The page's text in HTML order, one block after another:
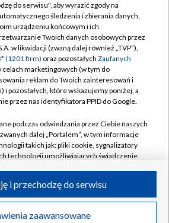
TVP
TVP
Cyfrowa
Regulamin TVP
prywatności
Moje zgody
Pomoc
Kontakt
Kanały
Polska S.A. w likwidacji
do serwisu", aby wyrazić zgody na
śledzenia i zbierania danych,
urządzeniu końcowym i ich
Twoich danych osobowych przez
w likwidacji (zwaną dalej również „TVP”),
(1201 firm) oraz pozostałych Zaufanych
celach marketingowych (w tym do
reklam do Twoich zainteresowań i
i pozostałych, które wskazujemy poniżej, a
przez nas identyfikatora PPID do Google.
podczas odwiedzania przez Ciebie naszych
zwanych dalej „Portalem”, w tym informacje
takich jak: pliki cookie, sygnalizatory
technologii umożliwiających świadczenie
podczas odwiedzania przez Ciebie
Portalu, takie jak adresy IP, identyfikatory
zaawansowane
i przechodzę do serwisu